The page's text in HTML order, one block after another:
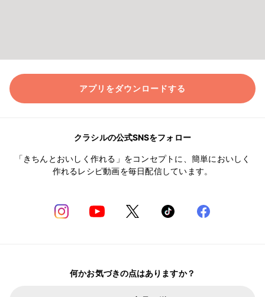
アプリをダウンロードする
クラシルの公式SNSをフォロー
「きちんとおいしく作れる」をコンセプトに、簡単においしく
作れるレシピ動画を毎日配信しています。
何かお気づきの点はありますか？